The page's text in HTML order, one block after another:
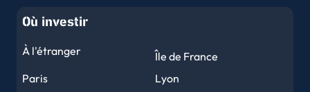
Où investir
À l'étranger
Île de France
Paris
Lyon